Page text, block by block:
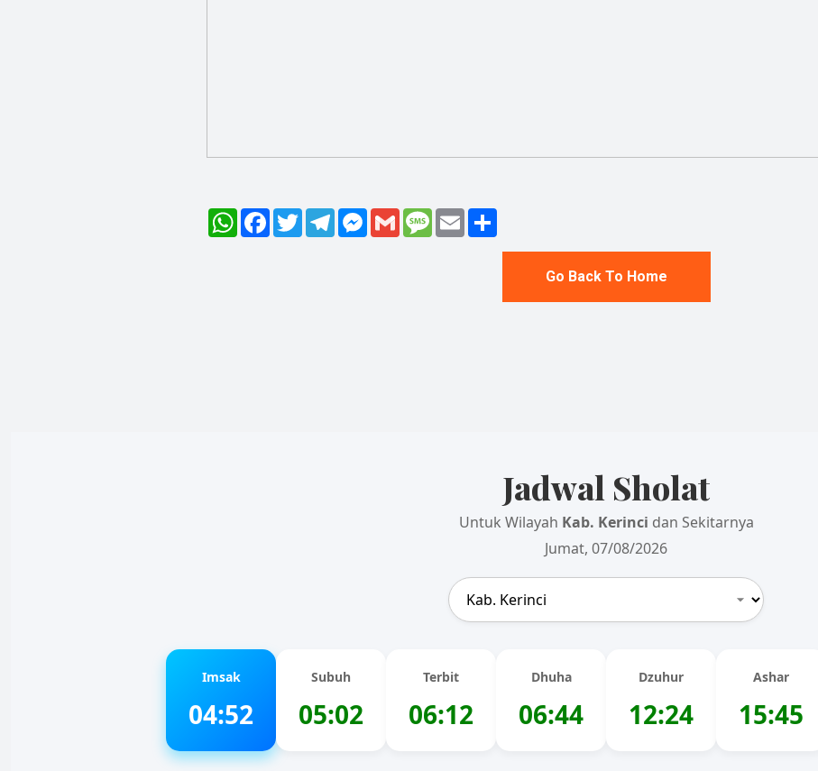
WhatsAppFacebook
TwitterTelegramMessenger
Gmail MessageEmail
Go Back To Home
Jadwal Sholat
Untuk Wilayah Kab. Kerinci dan Sekitarnya
Jumat, 07/08/2026
Imsak
04:52
Subuh
05:02
Terbit
06:12
Dhuha
06:44
Dzuhur
12:24
Ashar
15:45